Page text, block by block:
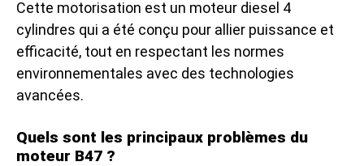
Cette motorisation est un moteur diesel 4
cylindres qui a été conçu pour allier puissance et
efficacité, tout en respectant les normes
environnementales avec des technologies
avancées.
Quels sont les principaux problèmes du
moteur B47 ?